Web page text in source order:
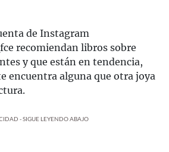
de Instagram
recomiendan libros sobre
y que están en tendencia,
encuentra alguna que otra joya
- SIGUE LEYENDO ABAJO